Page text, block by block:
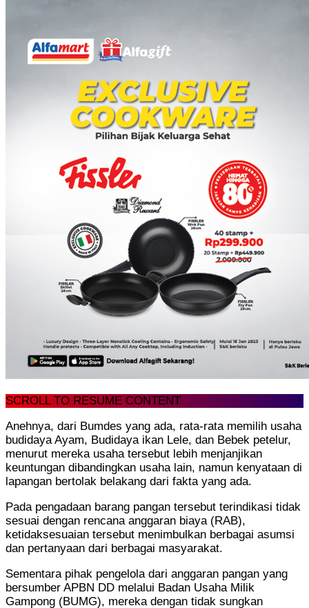
SCROLL TO RESUME CONTENT
Anehnya, dari Bumdes yang ada, rata-rata memilih usaha
budidaya Ayam, Budidaya ikan Lele, dan Bebek petelur,
menurut mereka usaha tersebut lebih menjanjikan
keuntungan dibandingkan usaha lain, namun kenyataan di
lapangan bertolak belakang dari fakta yang ada.
Pada pengadaan barang pangan tersebut terindikasi tidak
sesuai dengan rencana anggaran biaya (RAB),
ketidaksesuaian tersebut menimbulkan berbagai asumsi
dan pertanyaan dari berbagai masyarakat.
Sementara pihak pengelola dari anggaran pangan yang
bersumber APBN DD melalui Badan Usaha Milik
Gampong (BUMG), mereka dengan tidak sungkan